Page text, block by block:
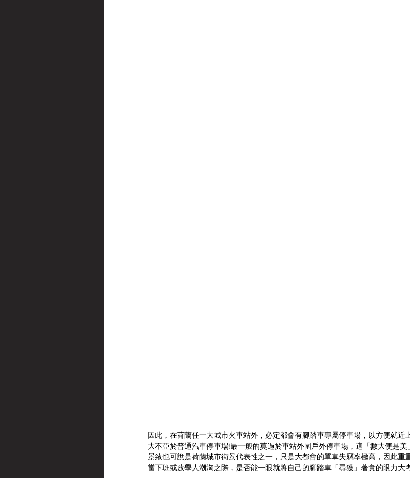
因此，在荷蘭任一大城市火車站外，必定都會有腳踏車專屬停車場，以方便就近
大不亞於普通汽車停車場!最一般的莫過於車站外圍戶外停車場，這「數大便是
景致也可說是荷蘭城市街景代表性之一，只是大都會的單車失竊率極高，因此重
當下班或放學人潮洶之際，是否能一眼就將自己的腳踏車「尋獲」著實的眼力大